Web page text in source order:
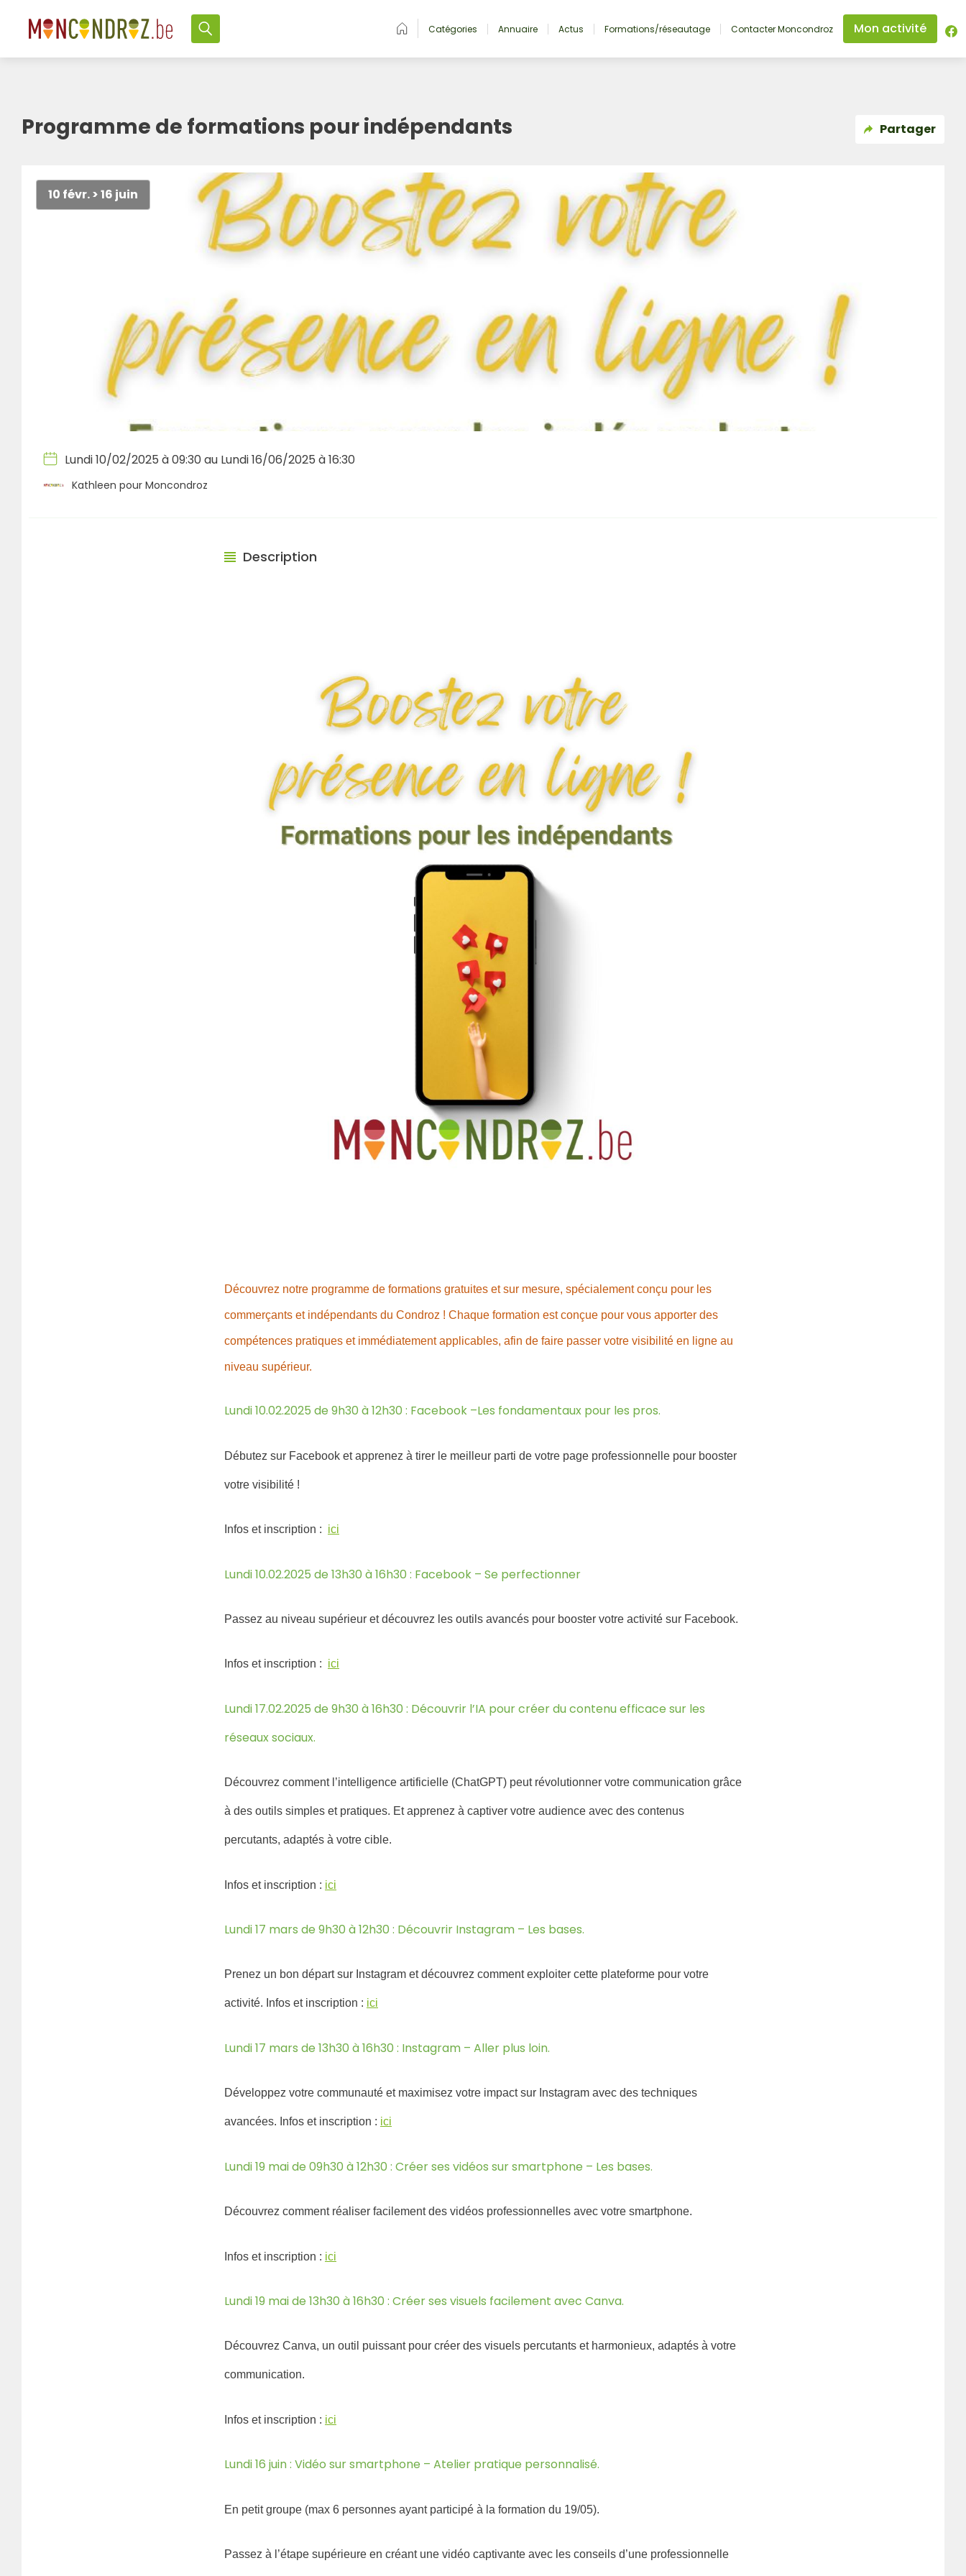
Catégories Annuaire Actus Formations/réseautage Contacter Moncondroz Mon activité
Programme de formations pour indépendants Partager
10 févr. > 16 juin
Lundi 10/02/2025 à 09:30 au Lundi 16/06/2025 à 16:30
Kathleen pour Moncondroz
Description
Découvrez notre programme de formations gratuites et sur mesure, spécialement conçu pour les
commerçants et indépendants du Condroz ! Chaque formation est conçue pour vous apporter des
compétences pratiques et immédiatement applicables, afin de faire passer votre visibilité en ligne au
niveau supérieur.
Lundi 10.02.2025 de 9h30 à 12h30 : Facebook –Les fondamentaux pour les pros.
Débutez sur Facebook et apprenez à tirer le meilleur parti de votre page professionnelle pour booster
votre visibilité !
Infos et inscription : ici
Lundi 10.02.2025 de 13h30 à 16h30 : Facebook – Se perfectionner
Passez au niveau supérieur et découvrez les outils avancés pour booster votre activité sur Facebook.
Infos et inscription : ici
Lundi 17.02.2025 de 9h30 à 16h30 : Découvrir l’IA pour créer du contenu efficace sur les
réseaux sociaux.
Découvrez comment l’intelligence artificielle (ChatGPT) peut révolutionner votre communication grâce
à des outils simples et pratiques. Et apprenez à captiver votre audience avec des contenus
percutants, adaptés à votre cible.
Infos et inscription : ici
Lundi 17 mars de 9h30 à 12h30 : Découvrir Instagram – Les bases.
Prenez un bon départ sur Instagram et découvrez comment exploiter cette plateforme pour votre
activité. Infos et inscription : ici
Lundi 17 mars de 13h30 à 16h30 : Instagram – Aller plus loin.
Développez votre communauté et maximisez votre impact sur Instagram avec des techniques
avancées. Infos et inscription : ici
Lundi 19 mai de 09h30 à 12h30 : Créer ses vidéos sur smartphone – Les bases.
Découvrez comment réaliser facilement des vidéos professionnelles avec votre smartphone.
Infos et inscription : ici
Lundi 19 mai de 13h30 à 16h30 : Créer ses visuels facilement avec Canva.
Découvrez Canva, un outil puissant pour créer des visuels percutants et harmonieux, adaptés à votre
communication.
Infos et inscription : ici
Lundi 16 juin : Vidéo sur smartphone – Atelier pratique personnalisé.
En petit groupe (max 6 personnes ayant participé à la formation du 19/05).
Passez à l’étape supérieure en créant une vidéo captivante avec les conseils d’une professionnelle